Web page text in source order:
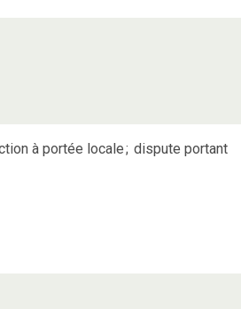
à portée locale; dispute portant